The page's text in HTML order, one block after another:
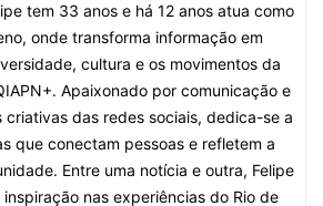
tem 33 anos e há 12 anos atua como
onde transforma informação em
cultura e os movimentos da
Apaixonado por comunicação e
criativas das redes sociais, dedica-se a
que conectam pessoas e refletem a
Entre uma notícia e outra, Felipe
nas experiências do Rio de